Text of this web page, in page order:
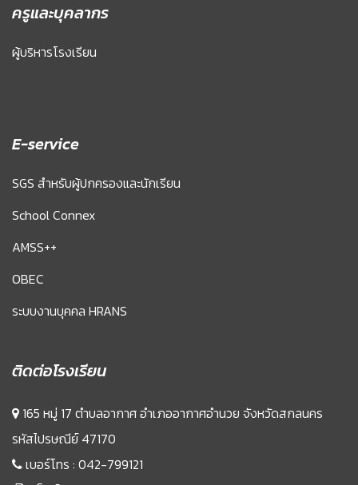
ครูและบุคลากร
ผู้บริหารโรงเรียน
E-service
SGS สำหรับผู้ปกครองและนักเรียน
School Connex
AMSS++
OBEC
ระบบงานบุคคล HRANS
ติดต่อโรงเรียน
165 หมู่ 17 ตำบลอากาศ อำเภออากาศอำนวย จังหวัดสกลนคร
รหัสไปรษณีย์ 47170
เบอร์โทร : 042-799121